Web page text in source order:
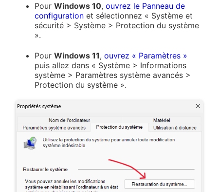
PourWindows 10,ouvrez le Panneau de
configuration et sélectionnez « Système et
sécurité > Système > Protection du système
».
PourWindows 11,ouvrez « Paramètres »
puis allez dans « Système > Informations
système > Paramètres système avancés >
Protection du système ».